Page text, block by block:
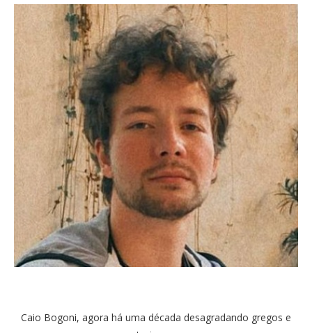
Caio Bogoni, agora há uma década desagradando gregos e